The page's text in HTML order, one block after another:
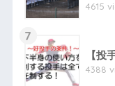
4615
7
【投
4388